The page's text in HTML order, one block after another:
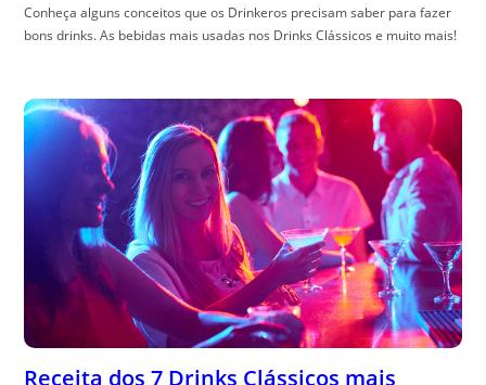
Conheça alguns conceitos que os Drinkeros precisam saber para fazer
bons drinks. As bebidas mais usadas nos Drinks Clássicos e muito mais!
Receita dos 7 Drinks Clássicos mais